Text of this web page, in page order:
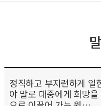
정직하고 부지런하게 일
야 말로 대중에게 희망